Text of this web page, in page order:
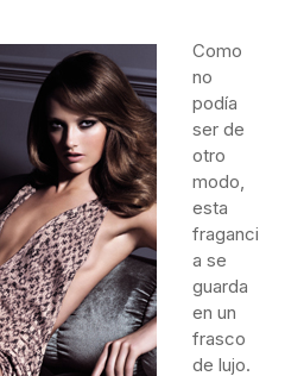
Como
no
podía
ser de
otro
modo,
esta
fraganci
a se
guarda
en un
frasco
de lujo.